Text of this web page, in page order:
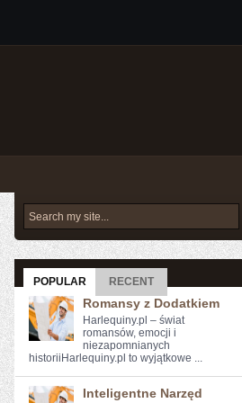
POPULAR RECENT
Romansy z Dodatkiem
Harlequiny.pl – świat
romansów, emocji i
niezapomnianych
historiiHarlequiny.pl to wyjątkowe ...
Inteligentne Narzęd